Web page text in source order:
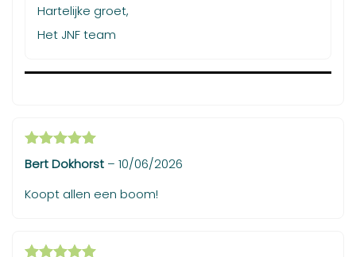
Hartelijke groet,
Het JNF team
Gewaardeerd
5uit 5
Bert Dokhorst – 10/06/2026
Koopt allen een boom!